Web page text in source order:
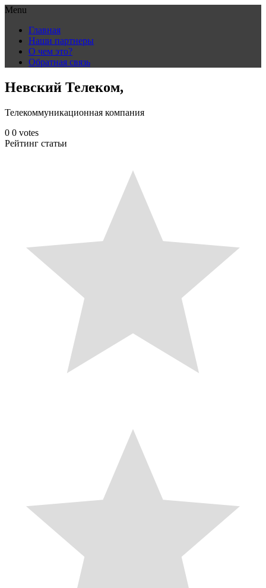
Menu
content
Главная
Наши партнеры
О чем это?
Обратная связь
Невский Телеком,
Телекоммуникационная компания
0 0 votes
Рейтинг статьи